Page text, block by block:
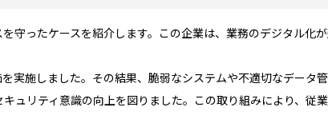
守ったケースを紹介します。この企業は、業務のデジタル化
実施しました。その結果、脆弱なシステムや不適切なデータ
ュリティ意識の向上を図りました。この取り組みにより、従